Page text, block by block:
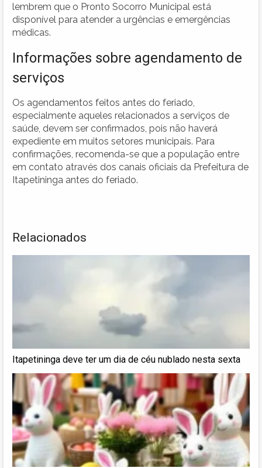
lembrem que o Pronto Socorro Municipal está
disponível para atender a urgências e emergências
médicas.
Informações sobre agendamento de
serviços
Os agendamentos feitos antes do feriado,
especialmente aqueles relacionados a serviços de
saúde, devem ser confirmados, pois não haverá
expediente em muitos setores municipais. Para
confirmações, recomenda-se que a população entre
em contato através dos canais oficiais da Prefeitura de
Itapetininga antes do feriado.
Relacionados
Itapetininga deve ter um dia de céu nublado nesta sexta